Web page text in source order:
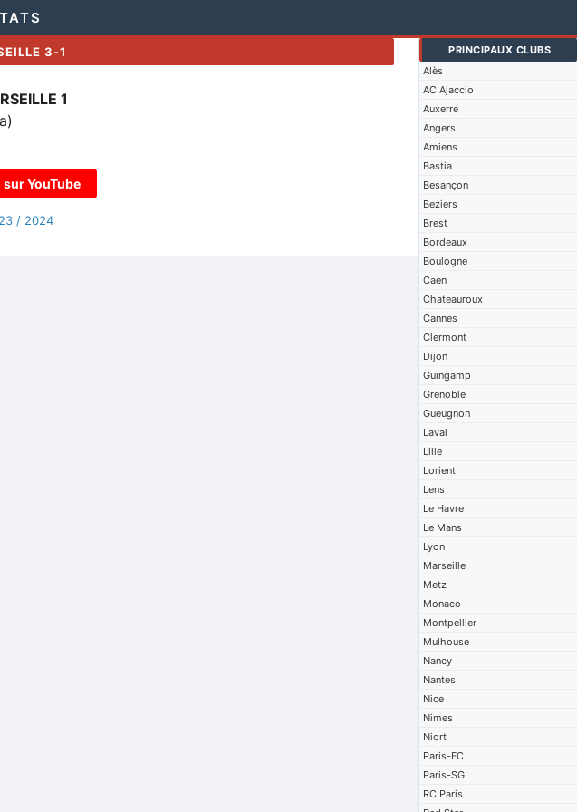
PRINCIPAUX CLUBS
Alès
AC Ajaccio
Auxerre
Angers
Amiens
Bastia
Besançon
Beziers
Brest
Bordeaux
Boulogne
Caen
Chateauroux
Cannes
Clermont
Dijon
Guingamp
Grenoble
Gueugnon
Laval
Lille
Lorient
Lens
Le Havre
Le Mans
Lyon
Marseille
Metz
Monaco
Montpellier
Mulhouse
Nancy
Nantes
Nice
Nimes
Niort
Paris-FC
Paris-SG
RC Paris
3-1
1
YouTube
/ 2024